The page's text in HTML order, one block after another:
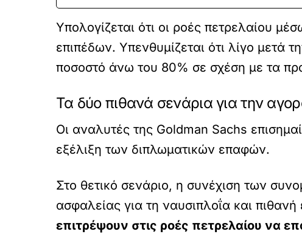
Υπολογίζεται ότι οι ροές πετρελαίου
επιπέδων. Υπενθυμίζεται ότι λίγο μετά
ποσοστό άνω του 80% σε σχέση με τα
Τα δύο πιθανά σενάρια για την
Οι αναλυτές της Goldman Sachs
εξέλιξη των διπλωματικών επαφών.
Στο θετικό σενάριο, η συνέχιση των
ασφαλείας για τη ναυσιπλοΐα και
επιτρέψουν στις ροές πετρελαίου να